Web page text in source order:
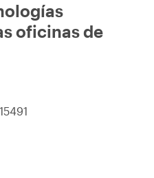
oficinas de